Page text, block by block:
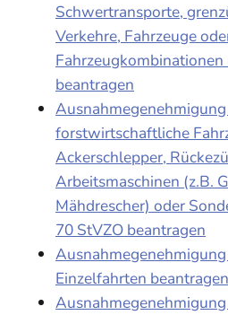
Schwertransporte,
Verkehre, Fahrzeuge
Fahrzeugkombinationen
beantragen
forstwirtschaftliche
Ackerschlepper,
Arbeitsmaschinen (z.B.
Mähdrescher) oder
70 StVZO beantragen
Einzelfahrten beantragen